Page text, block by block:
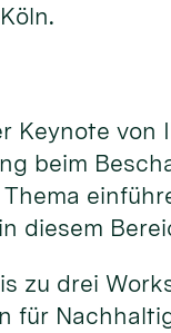
Keynote von
beim
diesem
zu drei
für